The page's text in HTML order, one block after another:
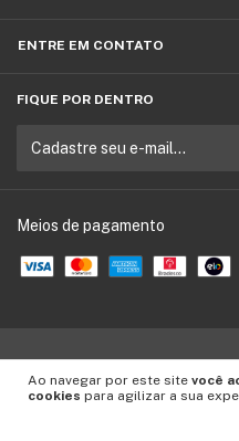
Ao navegar por este site você
cookies para agilizar a sua
ENTRE EM CONTATO
FIQUE POR DENTRO
Meios de pagamento
Copyright MM Santos -